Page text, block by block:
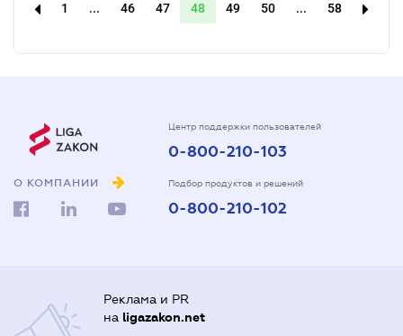
1 ... 46 47 48 49 50 ... 58
О КОМПАНИИ
Центр поддержки пользователей
0-800-210-103
Подбор продуктов и решений
0-800-210-102
Реклама и PR
на ligazakon.net